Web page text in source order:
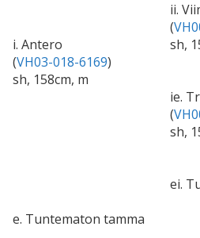
i. Antero
(VH03-018-6169)
sh, 158cm, m
ii.
(
sh,
ie.
(
sh,
e. Tuntematon tamma
ei.